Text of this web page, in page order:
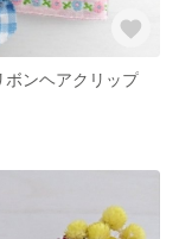
ボンヘアクリップ